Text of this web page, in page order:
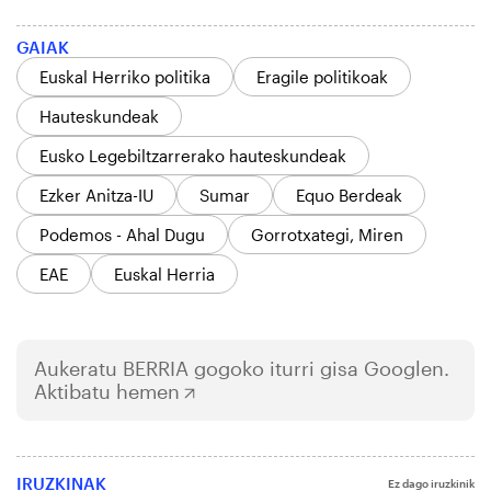
GAIAK
Euskal Herriko politika
Eragile politikoak
Hauteskundeak
Eusko Legebiltzarrerako hauteskundeak
Ezker Anitza-IU
Sumar
Equo Berdeak
Podemos - Ahal Dugu
Gorrotxategi, Miren
EAE
Euskal Herria
Aukeratu BERRIA gogoko iturri gisa Googlen.
Aktibatu hemen
IRUZKINAK Ez dago iruzkinik